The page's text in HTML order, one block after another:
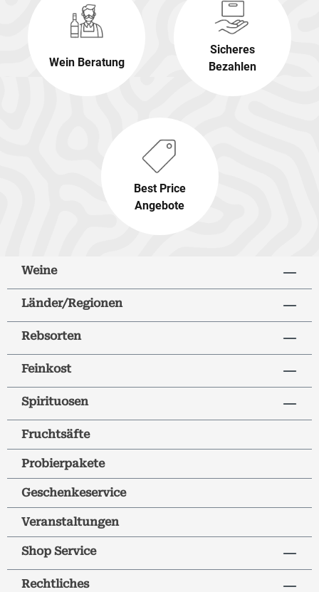
Wein Beratung
Sicheres
Bezahlen
Best Price
Angebote
Weine
Länder/Regionen
Rebsorten
Feinkost
Spirituosen
Fruchtsäfte
Probierpakete
Geschenkeservice
Veranstaltungen
Shop Service
Rechtliches